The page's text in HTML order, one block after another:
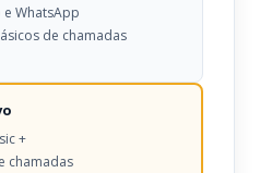
e WhatsApp
de chamadas
+
chamadas